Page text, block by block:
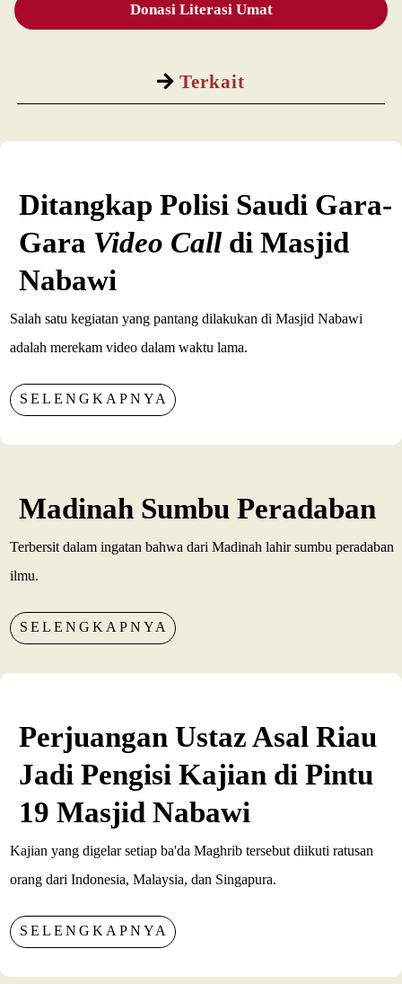
Terkait
Donasi Literasi Umat
Ditangkap Polisi Saudi Gara-
Gara Video Call di Masjid
Nabawi
Salah satu kegiatan yang pantang dilakukan di Masjid Nabawi
adalah merekam video dalam waktu lama.
SELENGKAPNYA
Madinah Sumbu Peradaban
Terbersit dalam ingatan bahwa dari Madinah lahir sumbu peradaban
ilmu.
SELENGKAPNYA
Perjuangan Ustaz Asal Riau
Jadi Pengisi Kajian di Pintu
19 Masjid Nabawi
Kajian yang digelar setiap ba'da Maghrib tersebut diikuti ratusan
orang dari Indonesia, Malaysia, dan Singapura.
SELENGKAPNYA